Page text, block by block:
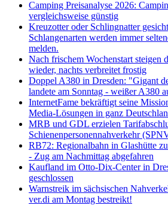
Camping Preisanalyse 2026:
vergleichsweise günstig
Kreuzotter oder Schlingnatter
Schlangenarten werden immer
melden.
Nach frischem Wochenstart steigen
wieder, nachts verbreitet frostig
Doppel A380 in Dresden: "Gigant
landete am Sonntag - weißer A380
InternetFame bekräftigt seine
Media-Lösungen in ganz
MRB und GDL erzielen
Schienenpersonennahverkehr
RB72: Regionalbahn in Glashütte
- Zug am Nachmittag abgefahren
Kaufland im Otto-Dix-Center in
geschlossen
Warnstreik im sächsischen
ver.di am Montag bestreikt!